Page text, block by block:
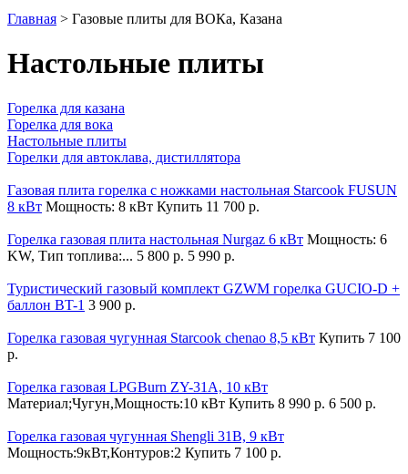
Главная > Газовые плиты для ВОКа, Казана
Настольные плиты
Горелка для казана
Горелка для вока
Настольные плиты
Горелки для автоклава, дистиллятора
Газовая плита горелка c ножками настольная Starcook FUSUN
8 кВт Мощность: 8 кВт Купить 11 700 р.
Горелка газовая плита настольная Nurgaz 6 кВт Мощность: 6
KW, Тип топлива:... 5 800 р. 5 990 р.
Туристический газовый комплект GZWM горелка GUCIO-D +
баллон BT-1 3 900 р.
Горелка газовая чугунная Starcook chenao 8,5 кВт Купить 7 100
р.
Горелка газовая LPGBurn ZY-31A, 10 кВт
Материал;Чугун,Мощность:10 кВт Купить 8 990 р. 6 500 р.
Горелка газовая чугунная Shengli 31B, 9 кВт
Мощность:9кВт,Контуров:2 Купить 7 100 р.